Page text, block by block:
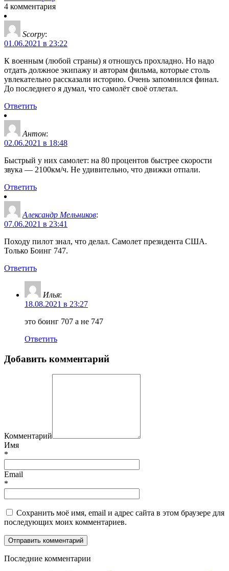
4 комментария
Scorpy:
01.06.2021 в 23:22
К военным (любой страны) я отношусь прохладно. Но надо
отдать должное экипажу и авторам фильма, которые столь
увлекательно рассказали историю. Очень запомнился финал.
До последнего я думал, что самолёт своё отлетал.
Ответить
Антон:
02.06.2021 в 18:48
Быстрый у них самолет: на 80 процентов быстрее скорости
звука — 2100км/ч. Не удивительно, что движки отпали.
Ответить
Александр Мельников:
07.06.2021 в 23:41
Походу пилот знал, что делал. Самолет президента США.
Только Боинг 747.
Ответить
Илья:
18.08.2021 в 23:27
это боинг 707 а не 747
Ответить
Добавить комментарий
Комментарий
Имя
*
Email
*
Сохранить моё имя, email и адрес сайта в этом браузере для
последующих моих комментариев.
Последние комментарии